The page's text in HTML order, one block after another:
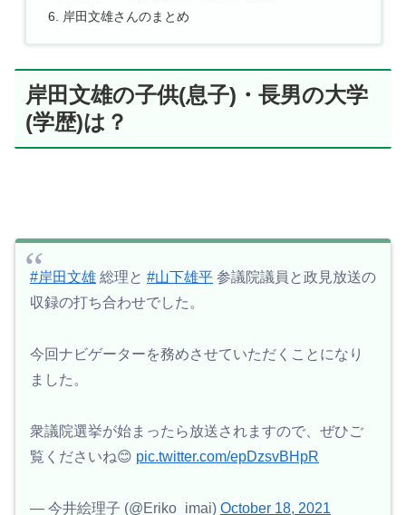
岸田文雄さんのまとめ
岸田文雄の子供(息子)・長男の大学
(学歴)は？
#岸田文雄 総理と #山下雄平 参議院議員と政見放送の
収録の打ち合わせでした。
今回ナビゲーターを務めさせていただくことになり
ました。
衆議院選挙が始まったら放送されますので、ぜひご
覧くださいね😊 pic.twitter.com/epDzsvBHpR
— 今井絵理子 (@Eriko_imai) October 18, 2021